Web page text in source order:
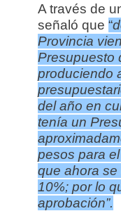
A través de
señaló que “
Provincia
Presupuesto
produciendo
del año en
tenía un
pesos para
que ahora se
10%; por lo
aprobación”.